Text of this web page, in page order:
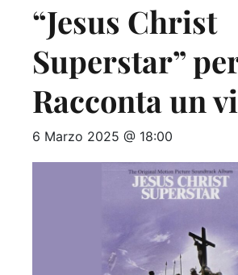
“Jesus Christ
Superstar”
Racconta un
6 Marzo 2025 @ 18:00